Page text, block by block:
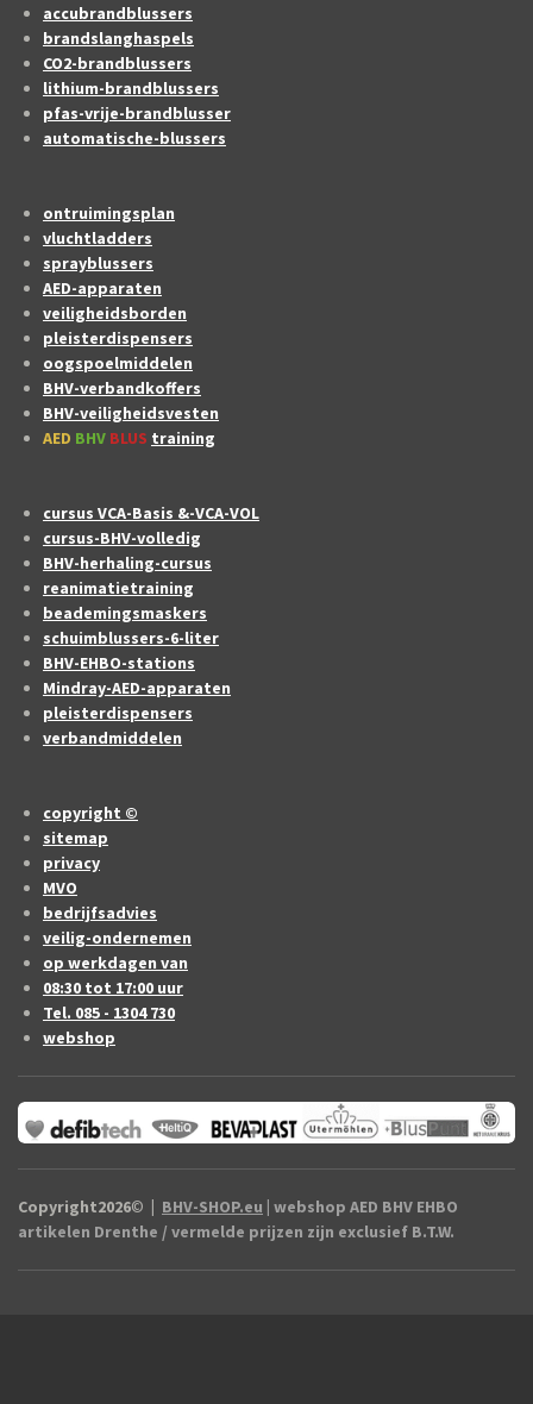
accubrandblussers
brandslanghaspels
CO2-brandblussers
lithium-brandblussers
pfas-vrije-brandblusser
automatische-blussers
ontruimingsplan
vluchtladders
sprayblussers
AED-apparaten
veiligheidsborden
pleisterdispensers
oogspoelmiddelen
BHV-verbandkoffers
BHV-veiligheidsvesten
AED BHV BLUS training
cursus VCA-Basis &-VCA-VOL
cursus-BHV-volledig
BHV-herhaling-cursus
reanimatietraining
beademingsmaskers
schuimblussers-6-liter
BHV-EHBO-stations
Mindray-AED-apparaten
pleisterdispensers
verbandmiddelen
copyright ©
sitemap
privacy
MVO
bedrijfsadvies
veilig-ondernemen
op werkdagen van
08:30 tot 17:00 uur
Tel. 085 - 1304 730
webshop
Copyright2026© | BHV-SHOP.eu | webshop AED BHV EHBO
artikelen Drenthe / vermelde prijzen zijn exclusief B.T.W.